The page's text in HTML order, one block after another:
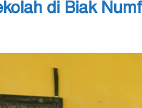
di Biak